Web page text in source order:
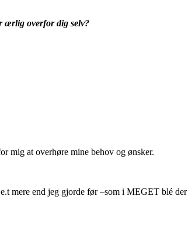
ærlig overfor dig selv?
mig at overhøre mine behov og ønsker.
mere end jeg gjorde før –som i MEGET blé